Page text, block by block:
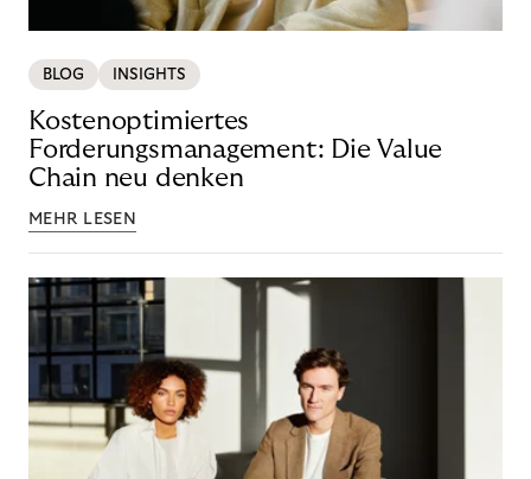
BLOG INSIGHTS
Kostenoptimiertes
Forderungsmanagement: Die Value
Chain neu denken
MEHR LESEN